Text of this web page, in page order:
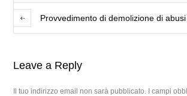
Provvedimento di demolizione di
Leave a Reply
Il tuo indirizzo email non sarà pubblicato.
I campi